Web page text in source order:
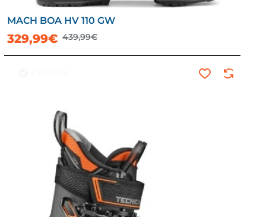
-25%
MACH BOA HV 110 GW
329,99€ 439,99€